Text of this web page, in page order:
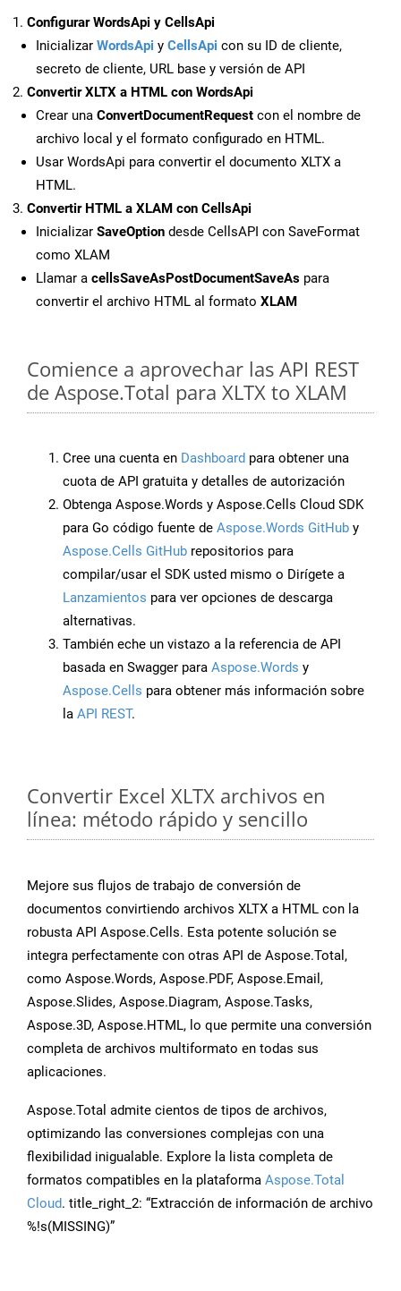
Configurar WordsApi y CellsApi
Inicializar WordsApi y CellsApi con su ID de cliente,
secreto de cliente, URL base y versión de API
Convertir XLTX a HTML con WordsApi
Crear una ConvertDocumentRequest con el nombre de
archivo local y el formato configurado en HTML.
Usar WordsApi para convertir el documento XLTX a
HTML.
Convertir HTML a XLAM con CellsApi
Inicializar SaveOption desde CellsAPI con SaveFormat
como XLAM
Llamar a cellsSaveAsPostDocumentSaveAs para
convertir el archivo HTML al formato XLAM
Comience a aprovechar las API REST
de Aspose.Total para XLTX to XLAM
Cree una cuenta en Dashboard para obtener una
cuota de API gratuita y detalles de autorización
Obtenga Aspose.Words y Aspose.Cells Cloud SDK
para Go código fuente de Aspose.Words GitHub y
Aspose.Cells GitHub repositorios para
compilar/usar el SDK usted mismo o Dirígete a
Lanzamientos para ver opciones de descarga
alternativas.
También eche un vistazo a la referencia de API
basada en Swagger para Aspose.Words y
Aspose.Cells para obtener más información sobre
la API REST.
Convertir Excel XLTX archivos en
línea: método rápido y sencillo
Mejore sus flujos de trabajo de conversión de
documentos convirtiendo archivos XLTX a HTML con la
robusta API Aspose.Cells. Esta potente solución se
integra perfectamente con otras API de Aspose.Total,
como Aspose.Words, Aspose.PDF, Aspose.Email,
Aspose.Slides, Aspose.Diagram, Aspose.Tasks,
Aspose.3D, Aspose.HTML, lo que permite una conversión
completa de archivos multiformato en todas sus
aplicaciones.
Aspose.Total admite cientos de tipos de archivos,
optimizando las conversiones complejas con una
flexibilidad inigualable. Explore la lista completa de
formatos compatibles en la plataforma Aspose.Total
Cloud. title_right_2: “Extracción de información de archivo
%!s(MISSING)”